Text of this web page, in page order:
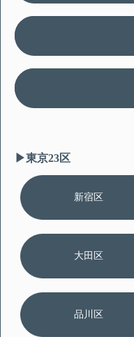
▶︎東京23区
新宿区
大田区
品川区